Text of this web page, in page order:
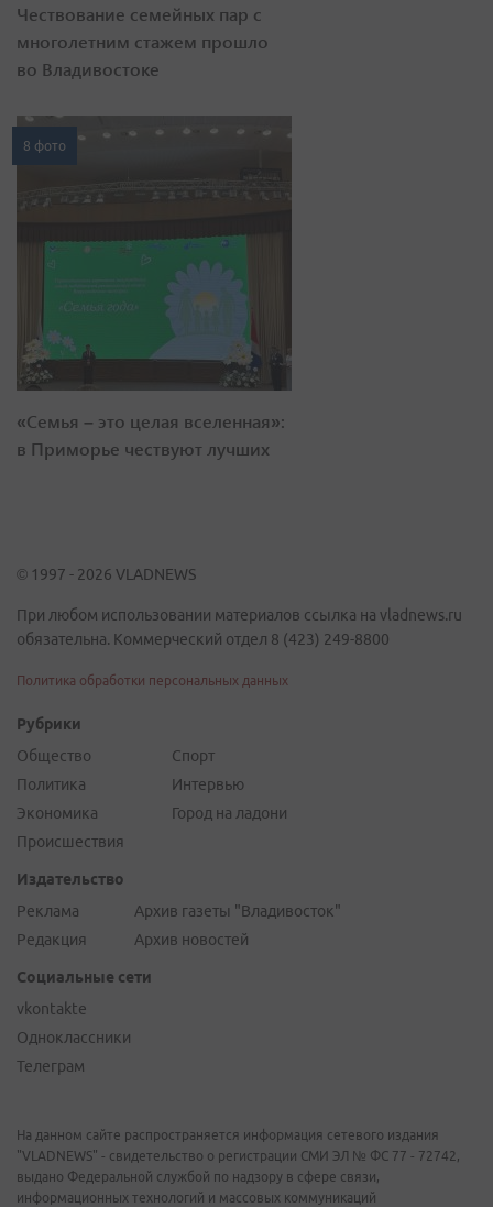
Чествование семейных пар с
многолетним стажем прошло
во Владивостоке
8 фото
«Семья – это целая вселенная»:
в Приморье чествуют лучших
© 1997 - 2026 VLADNEWS
При любом использовании материалов ссылка на vladnews.ru
обязательна. Коммерческий отдел 8 (423) 249-8800
Политика обработки персональных данных
Рубрики
Общество
Политика
Экономика
Происшествия
Спорт
Интервью
Город на ладони
Издательство
Реклама
Редакция
Архив газеты "Владивосток"
Архив новостей
Социальные сети
vkontakte
Одноклассники
Телеграм
На данном сайте распространяется информация сетевого издания
"VLADNEWS" - свидетельство о регистрации СМИ ЭЛ № ФС 77 - 72742,
выдано Федеральной службой по надзору в сфере связи,
информационных технологий и массовых коммуникаций